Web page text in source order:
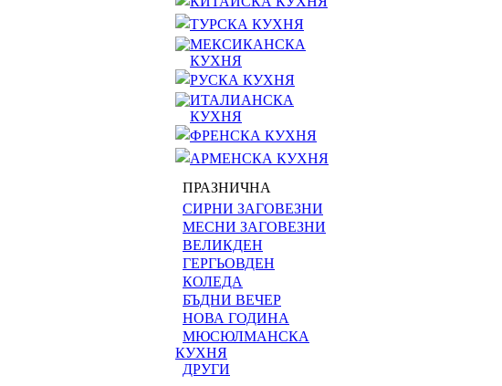
ТУРСКА КУХНЯ
МЕКСИКАНСКА
КУХНЯ
РУСКА КУХНЯ
ИТАЛИАНСКА
КУХНЯ
ФРЕНСКА КУХНЯ
АРМЕНСКА КУХНЯ
ПРАЗНИЧНА
СИРНИ ЗАГОВЕЗНИ
МЕСНИ ЗАГОВЕЗНИ
ВЕЛИКДЕН
ГЕРГЬОВДЕН
КОЛЕДА
БЪДНИ ВЕЧЕР
НОВА ГОДИНА
МЮСЮЛМАНСКА
КУХНЯ
ДРУГИ